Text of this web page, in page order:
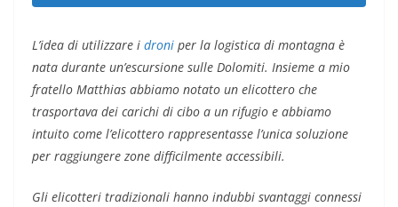
L’idea di utilizzare i droni per la logistica di montagna è
nata durante un’escursione sulle Dolomiti. Insieme a mio
fratello Matthias abbiamo notato un elicottero che
trasportava dei carichi di cibo a un rifugio e abbiamo
intuito come l’elicottero rappresentasse l’unica soluzione
per raggiungere zone difficilmente accessibili.
Gli elicotteri tradizionali hanno indubbi svantaggi connessi